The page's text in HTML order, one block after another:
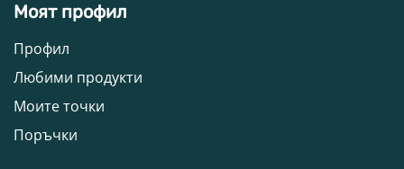
Моят профил
Профил
Любими продукти
Моите точки
Поръчки